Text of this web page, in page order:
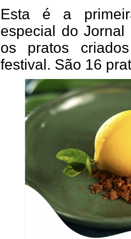
Esta é a
especial do
os pratos
festival. São 16